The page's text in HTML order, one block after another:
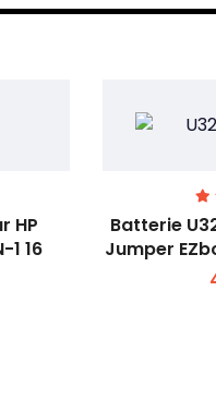
HP
1 16
Batterie
Jumper